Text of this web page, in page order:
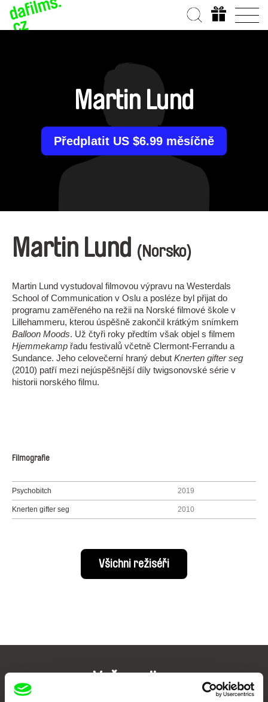
Martin Lund
Předplatit US $6.99 měsíčně
Martin Lund (Norsko)
Martin Lund vystudoval filmovou výpravu na Westerdals
School of Communication v Oslu a posléze byl přijat do
programu zaměřeného na režii na Norské filmové škole v
Lillehammeru, kterou úspěšně zakončil krátkým snímkem
Balloon Moods. Už čtyři roky předtím však objel s filmem
Hjemmekamp řadu festivalů včetně Clermont-Ferrandu a
Sundance. Jeho celovečerní hraný debut Knerten gifter seg
(2010) patří mezi nejúspěšnější díly twigsonovské série v
historii norského filmu.
Filmografie
Psychobitch 2019
Knerten gifter seg 2010
Všichni režiséři
Vaše online